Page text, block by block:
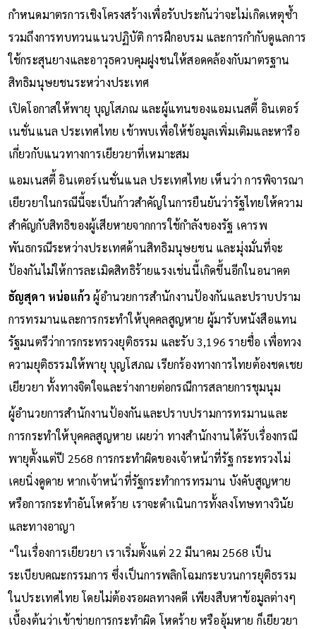
กำหนดมาตรการเชิงโครงสร้างเพื่อรับประกันว่าจะไม่เกิดเหตุซ้ำ
รวมถึงการทบทวนแนวปฏิบัติ การฝึกอบรม และการกำกับดูแลการ
ใช้กระสุนยางและอาวุธควบคุมฝูงชนให้สอดคล้องกับมาตรฐาน
สิทธิมนุษยชนระหว่างประเทศ
เปิดโอกาสให้พายุ บุญโสภณ และผู้แทนของแอมเนสตี้ อินเตอร์
เนชั่นแนล ประเทศไทย เข้าพบเพื่อให้ข้อมูลเพิ่มเติมและหารือ
เกี่ยวกับแนวทางการเยียวยาที่เหมาะสม
แอมเนสตี้ อินเตอร์เนชั่นแนล ประเทศไทย เห็นว่า การพิจารณา
เยียวยาในกรณีนี้จะเป็นก้าวสำคัญในการยืนยันว่ารัฐไทยให้ความ
สำคัญกับสิทธิของผู้เสียหายจากการใช้กำลังของรัฐ เคารพ
พันธกรณีระหว่างประเทศด้านสิทธิมนุษยชน และมุ่งมั่นที่จะ
ป้องกันไม่ให้การละเมิดสิทธิร้ายแรงเช่นนี้เกิดขึ้นอีกในอนาคต
ธัญสุดา หน่อแก้ว ผู้อำนวยการสำนักงานป้องกันและปราบปราม
การทรมานและการกระทำให้บุคคลสูญหาย ผู้มารับหนังสือแทน
รัฐมนตรีว่าการกระทรวงยุติธรรม และรับ 3,196 รายชื่อ เพื่อทวง
ความยุติธรรมให้พายุ บุญโสภณ เรียกร้องทางการไทยต้องชดเชย
เยียวยา ทั้งทางจิตใจและร่างกายต่อกรณีการสลายการชุมนุม
ผู้อำนวยการสำนักงานป้องกันและปราบปรามการทรมานและ
การกระทำให้บุคคลสูญหาย เผยว่า ทางสำนักงานได้รับเรื่องกรณี
พายุตั้งแต่ปี 2568 การกระทำผิดของเจ้าหน้าที่รัฐ กระทรวงไม่
เคยนิ่งดูดาย หากเจ้าหน้าที่รัฐกระทำการทรมาน บังคับสูญหาย
หรือการกระทำอันโหดร้าย เราจะดำเนินการทั้งลงโทษทางวินัย
และทางอาญา
“ในเรื่องการเยียวยา เราเริ่มตั้งแต่ 22 มีนาคม 2568 เป็น
ระเบียบคณะกรรมการ ซึ่งเป็นการพลิกโฉมกระบวนการยุติธรรม
ในประเทศไทย โดยไม่ต้องรอผลทางคดี เพียงสืบหาข้อมูลต่างๆ
เบื้องต้นว่าเข้าข่ายการกระทำผิด โหดร้าย หรืออุ้มหาย ก็เยียวยา